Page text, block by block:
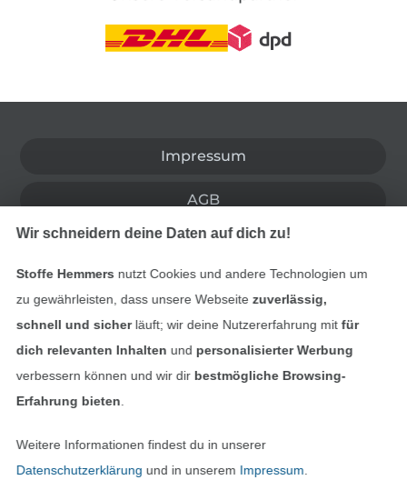
Impressum
AGB
Datenschutz
Kontakt
Bestellung widerrufen
Finde mehr Inspiration
Wir schneidern deine Daten auf dich zu!
Stoffe Hemmers nutzt Cookies und andere Technologien um
zu gewährleisten, dass unsere Webseite zuverlässig,
schnell und sicherläuft; wir deine Nutzererfahrung mitfür
dich relevanten Inhalten und personalisierter Werbung
verbessern können und wir dir bestmögliche Browsing-
Erfahrung bieten
Weitere Informationen findest du in unserer
Datenschutzerklärung und in unserem Impressum